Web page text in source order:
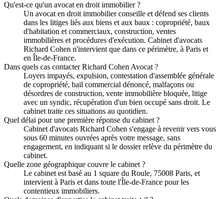
Qu'est-ce qu'un avocat en droit immobilier ?
Un avocat en droit immobilier conseille et défend ses clients
dans les litiges liés aux biens et aux baux : copropriété, baux
d'habitation et commerciaux, construction, ventes
immobilières et procédures d'exécution. Cabinet d'avocats
Richard Cohen n'intervient que dans ce périmètre, à Paris et
en Île-de-France.
Dans quels cas contacter Richard Cohen Avocat ?
Loyers impayés, expulsion, contestation d'assemblée générale
de copropriété, bail commercial dénoncé, malfaçons ou
désordres de construction, vente immobilière bloquée, litige
avec un syndic, récupération d'un bien occupé sans droit. Le
cabinet traite ces situations au quotidien.
Quel délai pour une première réponse du cabinet ?
Cabinet d'avocats Richard Cohen s'engage à revenir vers vous
sous 60 minutes ouvrées après votre message, sans
engagement, en indiquant si le dossier relève du périmètre du
cabinet.
Quelle zone géographique couvre le cabinet ?
Le cabinet est basé au 1 square du Roule, 75008 Paris, et
intervient à Paris et dans toute l'Île-de-France pour les
contentieux immobiliers.